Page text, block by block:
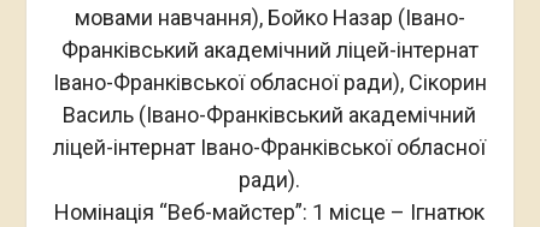
мовами навчання), Бойко Назар (Івано-
Франківський академічний ліцей-інтернат
Івано-Франківської обласної ради), Сікорин
Василь (Івано-Франківський академічний
ліцей-інтернат Івано-Франківської обласної
ради).
Номінація “Веб-майстер”: 1 місце – Ігнатюк